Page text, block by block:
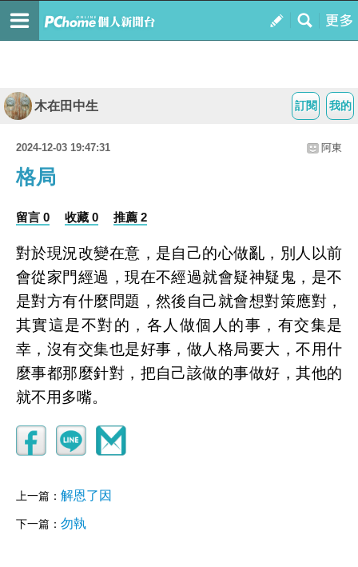
我的
訂閱
木在田中生
2024-12-03 19:47:31 阿東
格局
留言 0 收藏 0 推薦 2
對於現況改變在意，是自己的心做亂，別人以前
會從家門經過，現在不經過就會疑神疑鬼，是不
是對方有什麼問題，然後自己就會想對策應對，
其實這是不對的，各人做個人的事，有交集是
幸，沒有交集也是好事，做人格局要大，不用什
麼事都那麼針對，把自己該做的事做好，其他的
就不用多嘴。
上一篇： 解恩了因
下一篇： 勿執